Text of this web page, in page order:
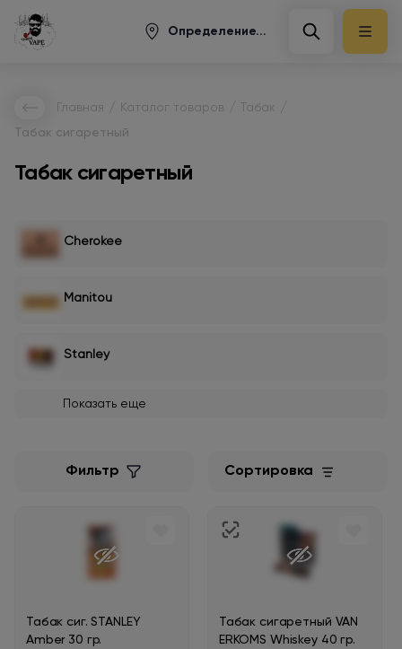
Определение...
Главная Каталог товаров Табак
Табак сигаретный
Табак сигаретный
Cherokee
Manitou
Stanley
Corsar
Mac Baren
Van erkoms
Piccadilly
Показать еще
Фильтр Сортировка
Табак сиг. STANLEY
Amber 30 гр.
Табак сигаретный VAN
ERKOMS Whiskey 40 гр.